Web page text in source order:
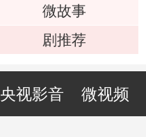
微故事
剧推荐
央视影音 微视频